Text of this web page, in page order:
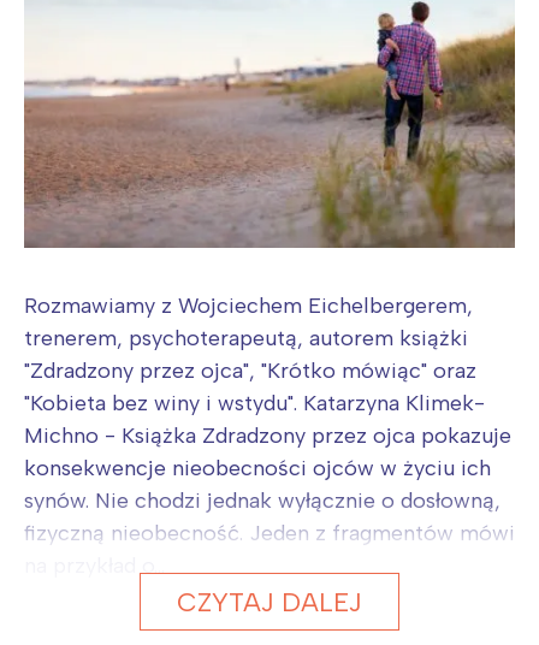
Rozmawiamy z Wojciechem Eichelbergerem,
trenerem, psychoterapeutą, autorem książki
"Zdradzony przez ojca", "Krótko mówiąc" oraz
"Kobieta bez winy i wstydu". Katarzyna Klimek-
Michno - Książka Zdradzony przez ojca pokazuje
konsekwencje nieobecności ojców w życiu ich
synów. Nie chodzi jednak wyłącznie o dosłowną,
fizyczną nieobecność. Jeden z fragmentów mówi
CZYTAJ DALEJ